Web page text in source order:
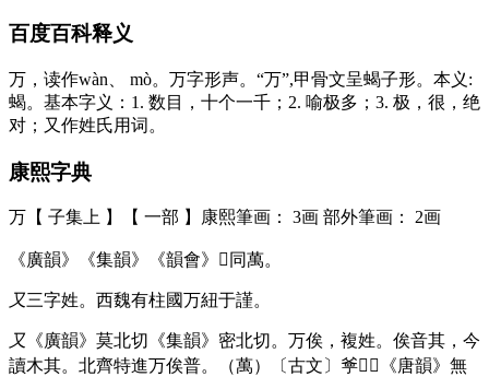
百度百科释义
万，读作wàn、 mò。万字形声。“万”,甲骨文呈蝎子形。本义:
蝎。基本字义：1. 数目，十个一千；2. 喻极多；3. 极，很，绝
对；又作姓氏用词。
康熙字典
万【 子集上 】【 一部 】康熙筆画： 3画 部外筆画： 2画
《廣韻》《集韻》《韻會》𡘋同萬。
又三字姓。西魏有柱國万紐于謹。
又 《廣韻》莫北切《集韻》密北切。万俟，複姓。俟音其，今
讀木其。北齊特進万俟普。（萬）〔古文〕㸘𤍚𢁭《唐韻》無